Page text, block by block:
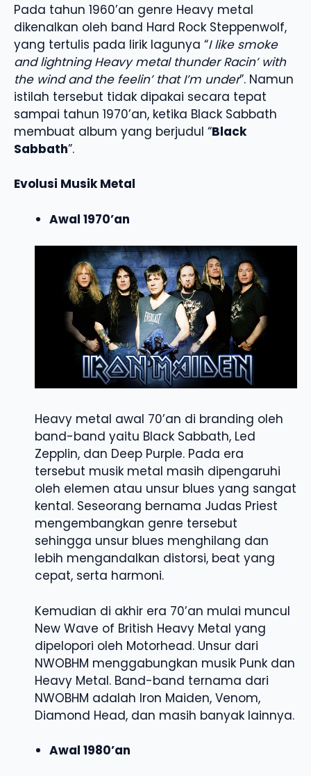
Pada tahun 1960’an genre Heavy metal
dikenalkan oleh band Hard Rock Steppenwolf,
yang tertulis pada lirik lagunya “I like smoke
and lightning Heavy metal thunder Racin’ with
the wind and the feelin’ that I’m under”. Namun
istilah tersebut tidak dipakai secara tepat
sampai tahun 1970’an, ketika Black Sabbath
membuat album yang berjudul “Black
Sabbath”.
Evolusi Musik Metal
Awal 1970’an
Heavy metal awal 70’an di branding oleh
band-band yaitu Black Sabbath, Led
Zepplin, dan Deep Purple. Pada era
tersebut musik metal masih dipengaruhi
oleh elemen atau unsur blues yang sangat
kental. Seseorang bernama Judas Priest
mengembangkan genre tersebut
sehingga unsur blues menghilang dan
lebih mengandalkan distorsi, beat yang
cepat, serta harmoni.
Kemudian di akhir era 70’an mulai muncul
New Wave of British Heavy Metal yang
dipelopori oleh Motorhead. Unsur dari
NWOBHM menggabungkan musik Punk dan
Heavy Metal. Band-band ternama dari
NWOBHM adalah Iron Maiden, Venom,
Diamond Head, dan masih banyak lainnya.
Awal 1980’an